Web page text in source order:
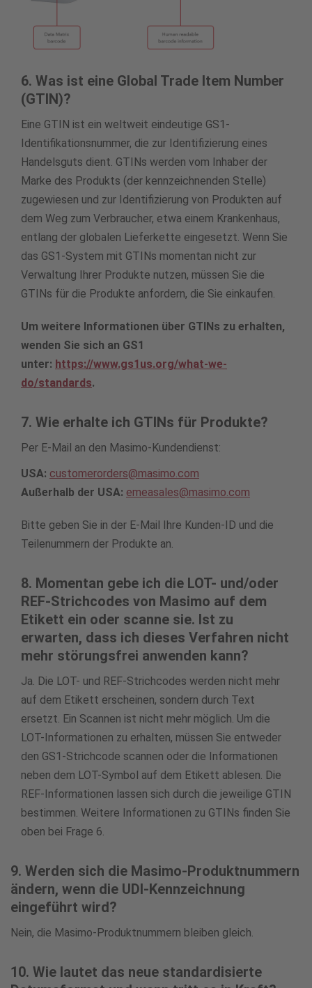
6. Was ist eine Global Trade Item Number
(GTIN)?
Eine GTIN ist ein weltweit eindeutige GS1-
Identifikationsnummer, die zur Identifizierung eines
Handelsguts dient. GTINs werden vom Inhaber der
Marke des Produkts (der kennzeichnenden Stelle)
zugewiesen und zur Identifizierung von Produkten auf
dem Weg zum Verbraucher, etwa einem Krankenhaus,
entlang der globalen Lieferkette eingesetzt. Wenn Sie
das GS1-System mit GTINs momentan nicht zur
Verwaltung Ihrer Produkte nutzen, müssen Sie die
GTINs für die Produkte anfordern, die Sie einkaufen.
Um weitere Informationen über GTINs zu erhalten,
wenden Sie sich an GS1
unter: https://www.gs1us.org/what-we-
do/standards.
7. Wie erhalte ich GTINs für Produkte?
Per E-Mail an den Masimo-Kundendienst:
USA: customerorders@masimo.com
Außerhalb der USA: emeasales@masimo.com
Bitte geben Sie in der E-Mail Ihre Kunden-ID und die
Teilenummern der Produkte an.
8. Momentan gebe ich die LOT- und/oder
REF-Strichcodes von Masimo auf dem
Etikett ein oder scanne sie. Ist zu
erwarten, dass ich dieses Verfahren nicht
mehr störungsfrei anwenden kann?
Ja. Die LOT- und REF-Strichcodes werden nicht mehr
auf dem Etikett erscheinen, sondern durch Text
ersetzt. Ein Scannen ist nicht mehr möglich. Um die
LOT-Informationen zu erhalten, müssen Sie entweder
den GS1-Strichcode scannen oder die Informationen
neben dem LOT-Symbol auf dem Etikett ablesen. Die
REF-Informationen lassen sich durch die jeweilige GTIN
bestimmen. Weitere Informationen zu GTINs finden Sie
oben bei Frage 6.
9. Werden sich die Masimo-Produktnummern
ändern, wenn die UDI-Kennzeichnung
eingeführt wird?
Nein, die Masimo-Produktnummern bleiben gleich.
10. Wie lautet das neue standardisierte